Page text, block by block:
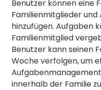
Benutzer können eine
Familienmitglieder
hinzufügen. Aufgaben
Familienmitglied
Benutzer kann seinen
Woche verfolgen, um
innerhalb der Familie